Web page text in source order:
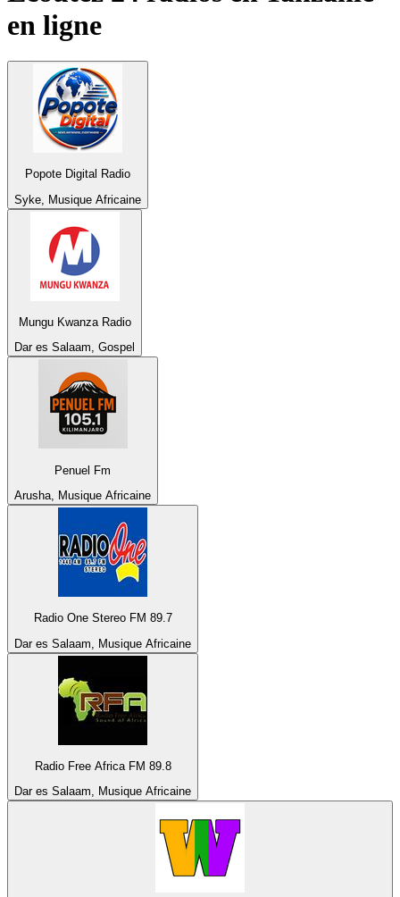
en ligne
Popote Digital Radio
Syke, Musique Africaine
Mungu Kwanza Radio
Dar es Salaam, Gospel
Penuel Fm
Arusha, Musique Africaine
Radio One Stereo FM 89.7
Dar es Salaam, Musique Africaine
Radio Free Africa FM 89.8
Dar es Salaam, Musique Africaine